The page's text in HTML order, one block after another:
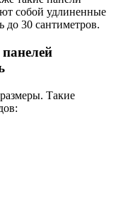
собой удлиненные
до 30 сантиметров.
Такие